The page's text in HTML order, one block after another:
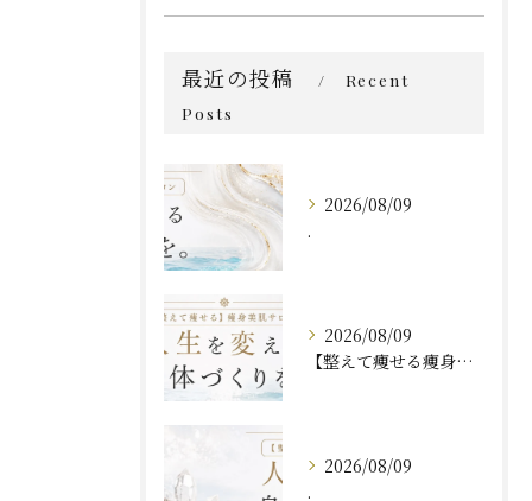
最近の投稿
Recent
Posts
2026/08/09
.
2026/08/09
【整えて痩せる痩身・美肌サロン__VIOTERACE__】
2026/08/09
.